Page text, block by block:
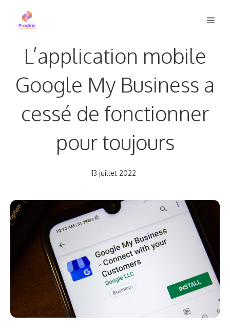
L’application mobile
Google My Business a
cessé de fonctionner
pour toujours
13 juillet 2022